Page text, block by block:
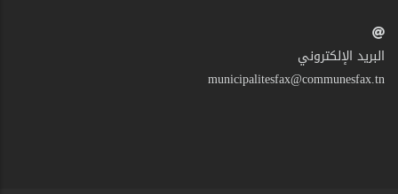
البريد الإلكتروني
municipalitesfax@communesfax.tn